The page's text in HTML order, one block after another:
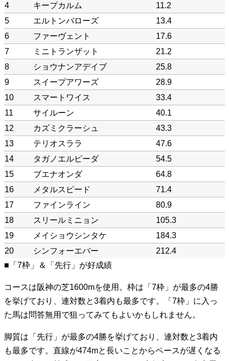
4
キープカルム
11.2
5
エルトンバローズ
13.4
6
ファーヴェント
17.6
7
ミニトランザット
21.2
8
ショウナンアデイブ
25.8
9
スイープアワーズ
28.9
10
スマートワイス
33.4
11
サイルーン
40.1
12
カズミクラーシュ
43.3
13
テリオスララ
47.6
14
タガノエルピーダ
54.5
15
ブエナオンダ
64.8
16
メタルスピード
71.4
17
ファインライン
80.9
18
スリールミニョン
105.3
19
メイショウシンタケ
184.3
20
シンフォーエバー
212.4
■「7枠」＆「先行」が好成績
コースは阪神の芝1600mを使用。枠は「7枠」が最多の4勝
を挙げており、連対数と3着内も最多です。「7枠」に入っ
た馬は問答無用で狙ってみてもよいかもしれません。
脚質は「先行」が最多の4勝を挙げており、連対数と3着内
も最多です。直線が474mと長いことからペースが遅くなる